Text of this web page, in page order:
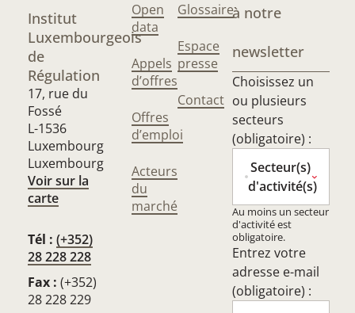
Institut
Luxembourgeois
de
Régulation
17, rue du
Fossé
L-1536
Luxembourg
Luxembourg
Voir sur la
carte
Tél : (+352)
28 228 228
Fax : (+352)
28 228 229
Open
data
Appels
d’offres
Offres
d’emploi
Acteurs
du
marché
Glossaire
Espace
presse
Contact
à notre
newsletter
Choisissez un
ou plusieurs
secteurs
(obligatoire) :
Secteur(s)
d'activité(s)
Au moins un secteur
d'activité est
obligatoire.
Entrez votre
adresse e-mail
(obligatoire) :